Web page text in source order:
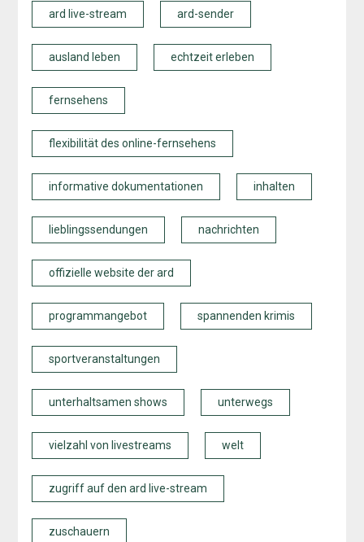
ard live-stream ard-sender
ausland leben echtzeit erleben
fernsehens
flexibilität des online-fernsehens
informative dokumentationen inhalten
lieblingssendungen nachrichten
offizielle website der ard
programmangebot spannenden krimis
sportveranstaltungen
unterhaltsamen shows unterwegs
vielzahl von livestreams welt
zugriff auf den ard live-stream
zuschauern